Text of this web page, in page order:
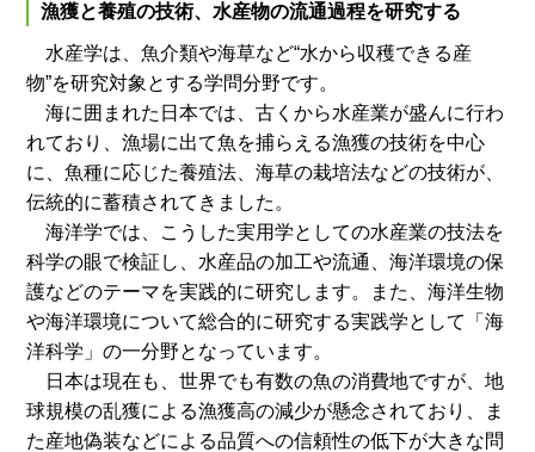
漁獲と養殖の技術、水産物の流通過程を研究する
水産学は、魚介類や海草など“水から収穫できる産
物”を研究対象とする学問分野です。
海に囲まれた日本では、古くから水産業が盛んに行わ
れており、漁場に出て魚を捕らえる漁獲の技術を中心
に、魚種に応じた養殖法、海草の栽培法などの技術が、
伝統的に蓄積されてきました。
海洋学では、こうした実用学としての水産業の技法を
科学の眼で検証し、水産品の加工や流通、海洋環境の保
護などのテーマを実践的に研究します。また、海洋生物
や海洋環境について総合的に研究する実践学として「海
洋科学」の一分野となっています。
日本は現在も、世界でも有数の魚の消費地ですが、地
球規模の乱獲による漁獲高の減少が懸念されており、ま
た産地偽装などによる品質への信頼性の低下が大きな問